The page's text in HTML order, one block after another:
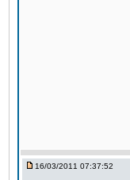
16/03/2011 07:37:52